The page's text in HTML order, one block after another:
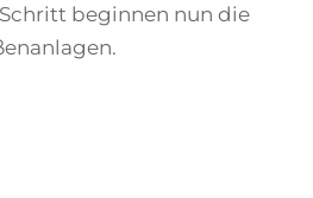
beginnen nun die